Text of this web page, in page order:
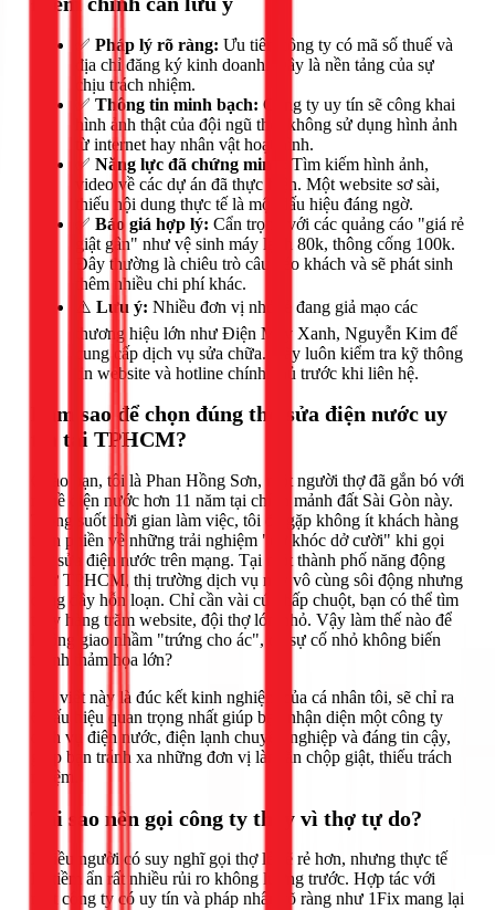
✅ Pháp lý rõ ràng: Ưu tiên công ty có mã số thuế và
địa chỉ đăng ký kinh doanh. Đây là nền tảng của sự
chịu trách nhiệm.
✅ Thông tin minh bạch: Công ty uy tín sẽ công khai
hình ảnh thật của đội ngũ thợ, không sử dụng hình ảnh
từ internet hay nhân vật hoạt hình.
✅ Năng lực đã chứng minh:
Tìm kiếm hình ảnh,
video về các dự án đã thực hiện. Một website sơ sài,
thiếu nội dung thực tế là một dấu hiệu đáng ngờ.
✅ Báo giá hợp lý: Cẩn trọng với các quảng cáo "giá rẻ
giật gân" như vệ sinh máy lạnh 80k, thông cống 100k.
Đây thường là chiêu trò câu kéo khách và sẽ phát sinh
thêm nhiều chi phí khác.
⚠️ Lưu ý: Nhiều đơn vị nhỏ lẻ đang giả mạo các
thương hiệu lớn như Điện Máy Xanh, Nguyễn Kim để
cung cấp dịch vụ sửa chữa. Hãy luôn kiểm tra kỹ thông
tin website và hotline chính chủ trước khi liên hệ.
Làm sao để chọn đúng thợ sửa điện nước uy
tín tại TPHCM?
Chào bạn, tôi là Phan Hồng Sơn, một người thợ đã gắn bó với
nghề điện nước hơn 11 năm tại chính mảnh đất Sài Gòn này.
Trong suốt thời gian làm việc, tôi đã gặp không ít khách hàng
than phiền về những trải nghiệm "dở khóc dở cười" khi gọi
thợ sửa điện nước trên mạng. Tại một thành phố năng động
như TPHCM, thị trường dịch vụ này vô cùng sôi động nhưng
cũng đầy hỗn loạn. Chỉ cần vài cú nhấp chuột, bạn có thể tìm
thấy hàng trăm website, đội thợ lớn nhỏ. Vậy làm thế nào để
không giao nhầm "trứng cho ác", để sự cố nhỏ không biến
thành thảm họa lớn?
Bài viết này là đúc kết kinh nghiệm của cá nhân tôi, sẽ chỉ ra
6 dấu hiệu quan trọng nhất giúp bạn nhận diện một công ty
dịch vụ điện nước, điện lạnh chuyên nghiệp và đáng tin cậy,
giúp bạn tránh xa những đơn vị làm ăn chộp giật, thiếu trách
nhiệm.
Tại sao nên gọi công ty thay vì thợ tự do?
Nhiều người có suy nghĩ gọi thợ lẻ sẽ rẻ hơn, nhưng thực tế
lại tiềm ẩn rất nhiều rủi ro không lường trước. Hợp tác với
một công ty có uy tín và pháp nhân rõ ràng như 1Fix mang lại